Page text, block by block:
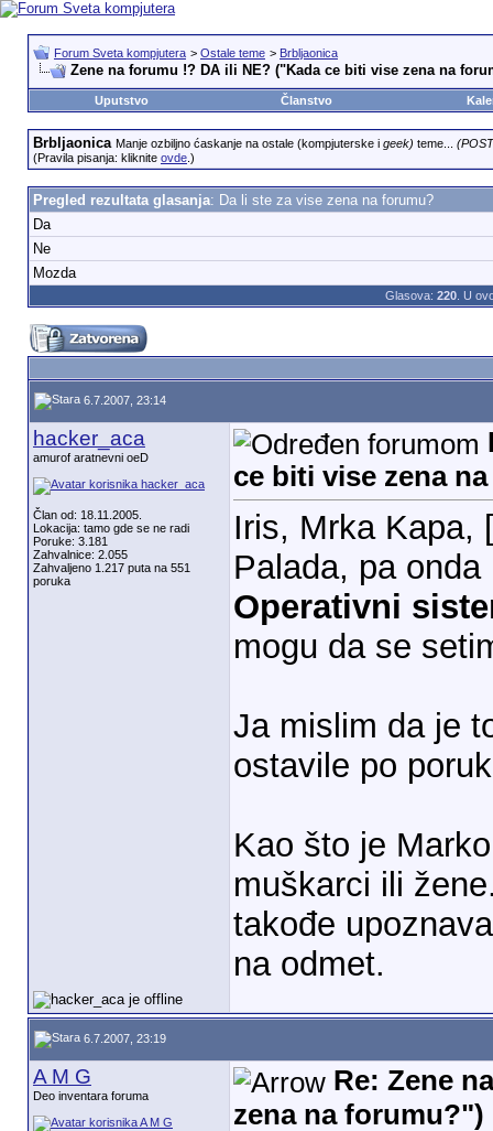
Forum Sveta kompjutera > Ostale teme > Brbljaonica
Zene na forumu !? DA ili NE? ("Kada ce biti vise zena na
Uputstvo Članstvo
Brbljaonica Manje ozbiljno ćaskanje na ostale (kompjuterske i geek) teme...
(Pravila pisanja: kliknite ovde.)
Pregled rezultata glasanja: Da li ste za vise zena na forumu?
Da
Ne
Mozda
Glasova: 220. U
6.7.2007, 23:14
hacker_aca
amurof aratnevni oeD
Član od: 18.11.2005.
Lokacija: tamo gde se ne radi
Poruke: 3.181
Zahvalnice: 2.055
Zahvaljeno 1.217 puta na 551
poruka
ce biti vise zena
Iris, Mrka Kapa,
Palada, pa
Operativni
mogu da se
Ja mislim da je
ostavile po
Kao što je
muškarci ili
takođe
na odmet.
6.7.2007, 23:19
A M G
Deo inventara foruma
Re: Zene
zena na forumu?")